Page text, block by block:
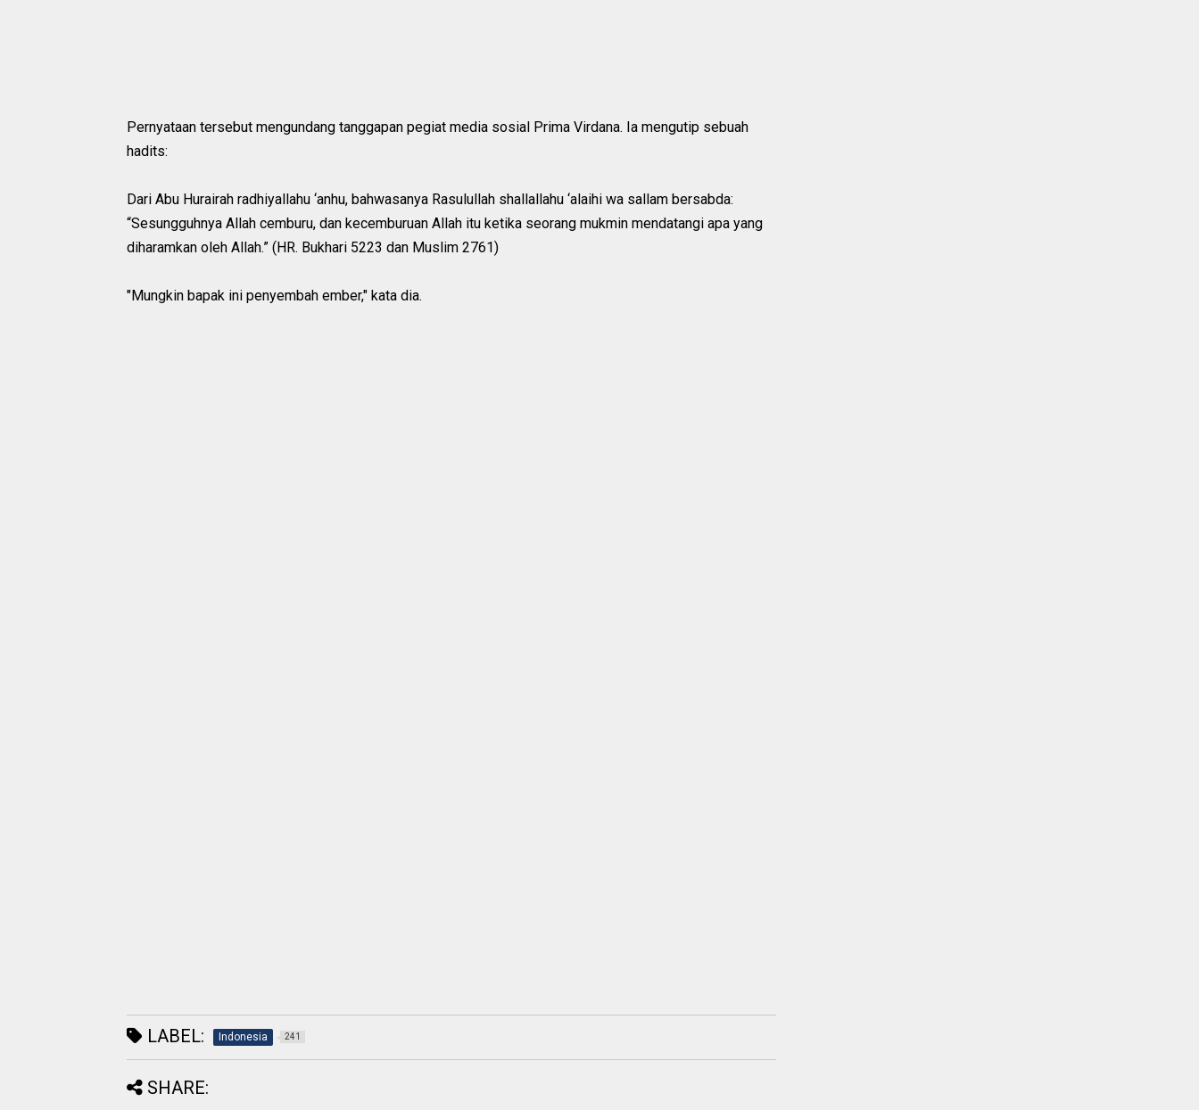
Pernyataan tersebut mengundang tanggapan pegiat media sosial Prima Virdana. Ia mengutip sebuah
hadits:
Dari Abu Hurairah radhiyallahu ‘anhu, bahwasanya Rasulullah shallallahu ‘alaihi wa sallam bersabda:
“Sesungguhnya Allah cemburu, dan kecemburuan Allah itu ketika seorang mukmin mendatangi apa yang
diharamkan oleh Allah.” (HR. Bukhari 5223 dan Muslim 2761)
"Mungkin bapak ini penyembah ember," kata dia.
LABEL: Indonesia 241
SHARE: